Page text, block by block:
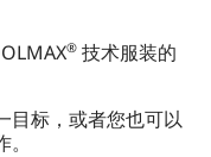
® 技术服装的
目标，或者您也可以